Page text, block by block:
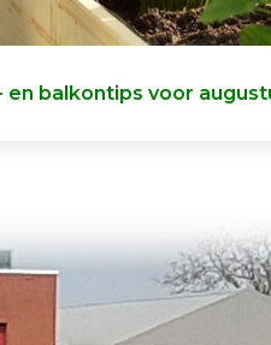
en balkontips voor